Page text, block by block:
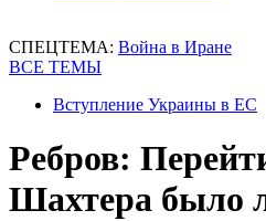
СПЕЦТЕМА: Война в Иране
ВСЕ ТЕМЫ
Вступление Украины в ЕС
Ребров:
Шахтера было